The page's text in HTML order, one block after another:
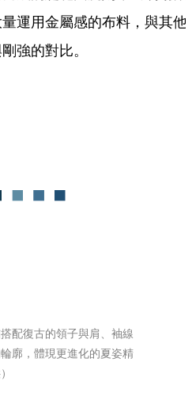
運用金屬感的布料，與其他
強的對比。
配復古的領子與肩、袖線
廓，體現更進化的夏姿精